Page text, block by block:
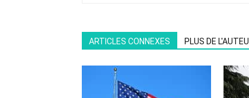
ARTICLES CONNEXES PLUS DE